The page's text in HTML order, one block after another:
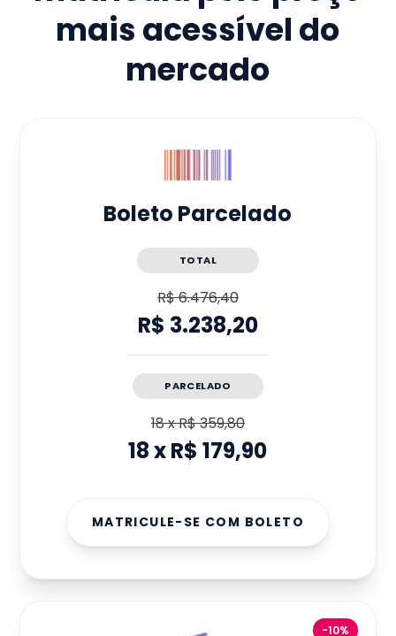
mais acessível do
mercado
Boleto Parcelado
TOTAL
R$ 6.476,40
R$ 3.238,20
PARCELADO
18xR$ 359,80
18xR$ 179,90
MATRICULE-SE COM BOLETO
-10%